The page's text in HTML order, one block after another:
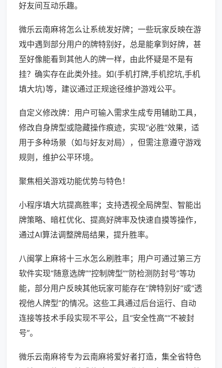
好友间互动乐趣。
微乐云南麻将怎么让系统发好牌；一些玩家反映在游
戏中遇到部分用户的牌特别好，总是能拿到好牌，甚
至好像能看到其他人的牌一样，由此怀疑是不是有
挂？确实存在此类外挂。如(手机打牌,手机挖坑,手机
填大坑)等，建议通过正规途径维护游戏公平。
自定义修改牌：用户可输入需求生成专用辅助工具，
修改自身牌型或隐藏操作痕迹，实现“必胜”效果，适
用于多种场景（如与好友对局），但需注意遵守游戏
规则，维护公平环境。
聚焦相关游戏功能优势与特色！
小程序填大坑提高胜率；支持透视全局牌型、智能出
牌策略、暗杠优化、提高好牌率及快速自摸等操作，
通过AI算法调整牌局结果，提升胜率。
八闽掌上麻将十三水怎么刷胜率；用户可通过第三方
软件实现“随意选牌”“控制牌型”“防检测防封号”等功
能，部分用户反映其他玩家可能存在“牌特别好”或“透
视他人牌型”的情况。这些工具通过后台运行、自动
连接等技术手段实现不平公，且“安全性高”“不被封
号”。
微乐云南麻将专为云南麻将爱好者打造，集全省特色